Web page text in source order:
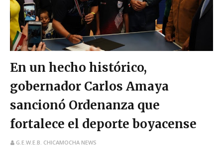
En un hecho histórico,
gobernador Carlos Amaya
sancionó Ordenanza que
fortalece el deporte boyacense
G.E.W.E.B. CHICAMOCHA NEWS